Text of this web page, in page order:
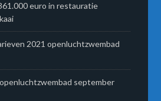
euro in restauratie
2021 openluchtzwembad
september